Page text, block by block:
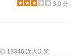
3.0 分
13346 次人浏览